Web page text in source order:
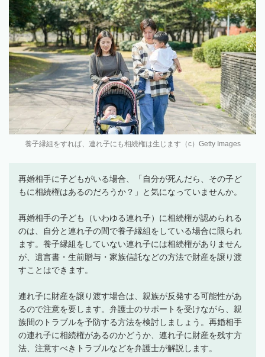
養子縁組をすれば、連れ子にも相続権は生じます（c）Getty Images
再婚相手に子どもがいる場合、「自分が死んだら、その子ど
もに相続権はあるのだろうか？」と気になっていませんか。
再婚相手の子ども（いわゆる連れ子）に相続権が認められる
のは、自分と連れ子の間で養子縁組をしている場合に限られ
ます。養子縁組をしていない連れ子には相続権がありません
が、遺言書・生前贈与・家族信託などの方法で財産を譲り渡
すことはできます。
連れ子に財産を譲り渡す場合は、親族が反発する可能性があ
るので注意を要します。弁護士のサポートを受けながら、親
族間のトラブルを予防する方法を検討しましょう。再婚相手
の連れ子に相続権があるのかどうか、連れ子に財産を残す方
法、注意すべきトラブルなどを弁護士が解説します。